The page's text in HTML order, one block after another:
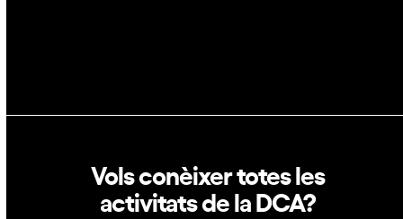
Vols conèixer totes les
activitats de la DCA?